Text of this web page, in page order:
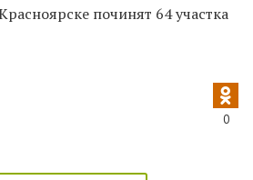
починят 64 участка
0